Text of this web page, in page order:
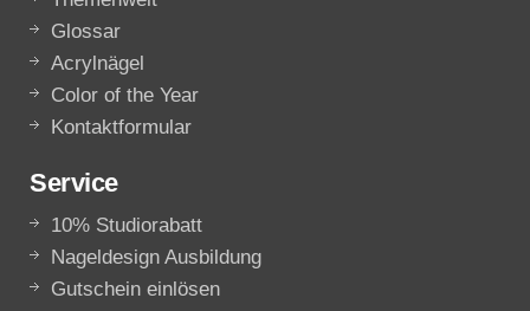
Glossar
Acrylnägel
Color of the Year
Kontaktformular
Service
10% Studiorabatt
Nageldesign Ausbildung
Gutschein einlösen